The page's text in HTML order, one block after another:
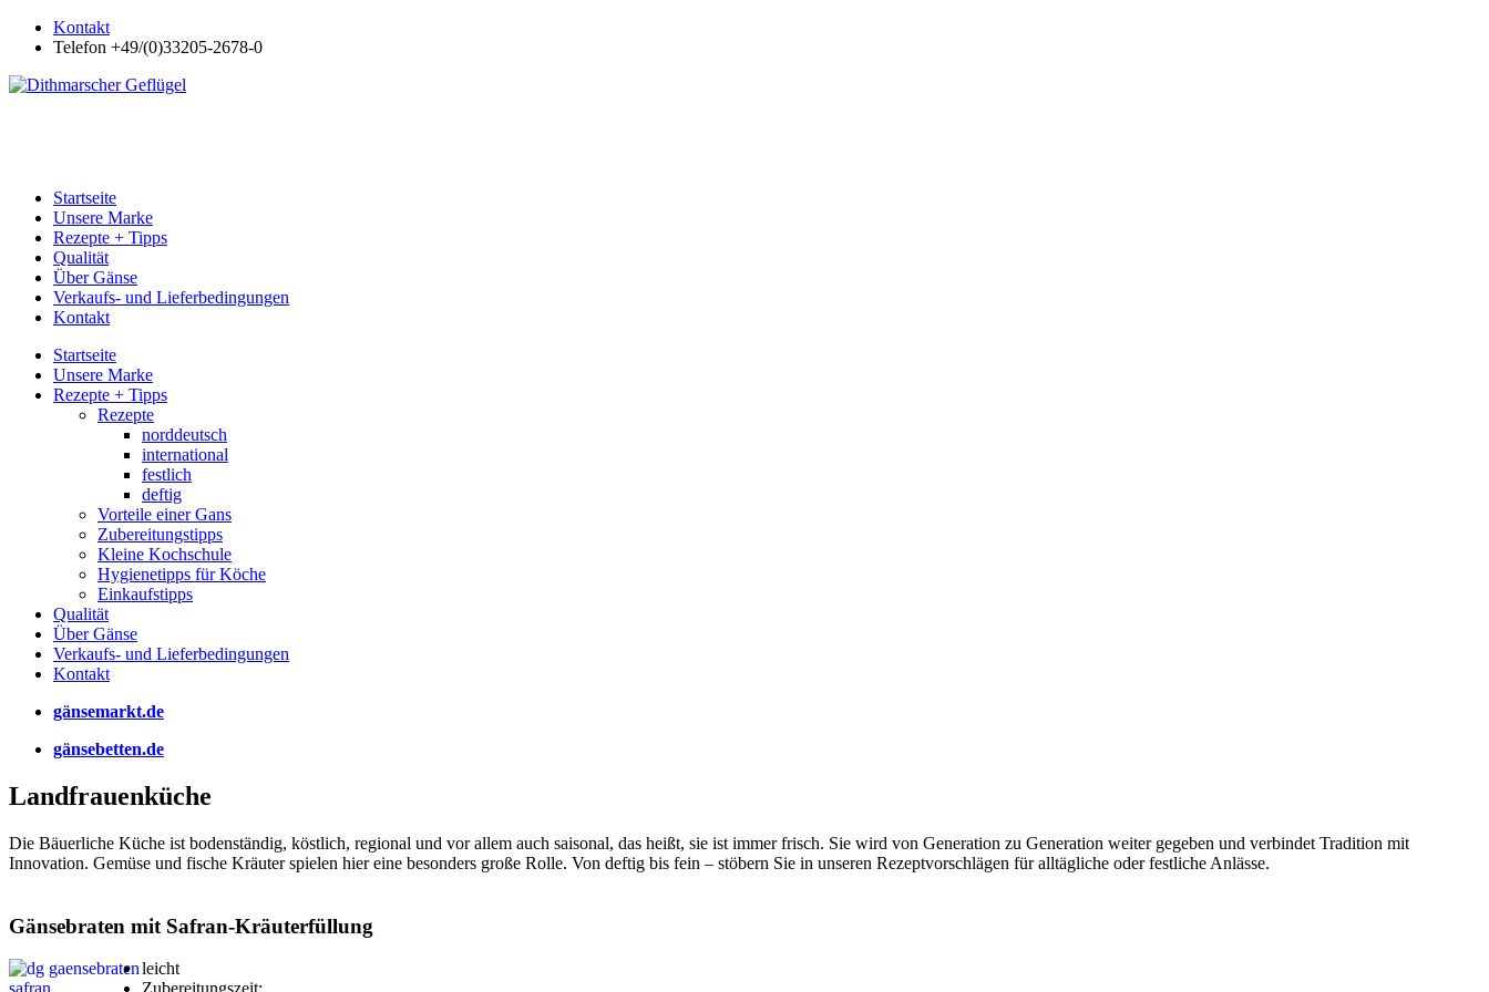
Kontakt
Telefon +49/(0)33205-2678-0
Startseite
Unsere Marke
Rezepte + Tipps
Qualität
Über Gänse
Verkaufs- und Lieferbedingungen
Kontakt
Startseite
Unsere Marke
Rezepte + Tipps
Rezepte
norddeutsch
international
festlich
deftig
Vorteile einer Gans
Zubereitungstipps
Kleine Kochschule
Hygienetipps für Köche
Einkaufstipps
Qualität
Über Gänse
Verkaufs- und Lieferbedingungen
Kontakt
gänsemarkt.de
gänsebetten.de
Landfrauenküche
Die Bäuerliche Küche ist bodenständig, köstlich, regional und vor allem auch saisonal, das heißt, sie ist immer frisch. Sie wird von Generation zu Generation weiter gegeben und verbindet Tradition mit
Innovation. Gemüse und fische Kräuter spielen hier eine besonders große Rolle. Von deftig bis fein – stöbern Sie in unseren Rezeptvorschlägen für alltägliche oder festliche Anlässe.
Gänsebraten mit Safran-Kräuterfüllung
leicht